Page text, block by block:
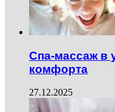
Спа-массаж в
комфорта
27.12.2025